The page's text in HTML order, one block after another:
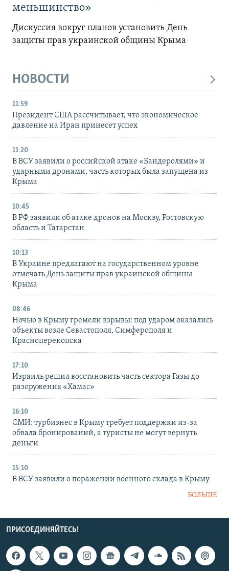
меньшинство»
Дискуссия вокруг планов установить День
защиты прав украинской общины Крыма
НОВОСТИ
11:59
Президент США рассчитывает, что экономическое
давление на Иран принесет успех
11:20
В ВСУ заявили о российской атаке «Бандеролями» и
ударными дронами, часть которых была запущена из
Крыма
10:45
В РФ заявили об атаке дронов на Москву, Ростовскую
область и Татарстан
10:13
В Украине предлагают на государственном уровне
отмечать День защиты прав украинской общины
Крыма
08:46
Ночью в Крыму гремели взрывы: под ударом оказались
объекты возле Севастополя, Симферополя и
Красноперекопска
17:10
Израиль решил восстановить часть сектора Газы до
разоружения «Хамас»
16:10
СМИ: турбизнес в Крыму требует поддержки из-за
обвала бронирований, а туристы не могут вернуть
деньги
15:10
В ВСУ заявили о поражении военного склада в Крыму
БОЛЬШЕ
ПРИСОЕДИНЯЙТЕСЬ!